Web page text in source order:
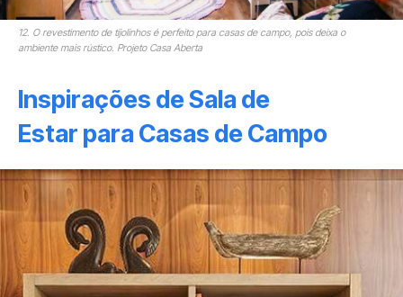
12. O revestimento de tijolinhos é perfeito para casas de campo, pois deixa o
ambiente mais rústico. Projeto Casa Aberta
Inspirações de Sala de
Estar para Casas de Campo